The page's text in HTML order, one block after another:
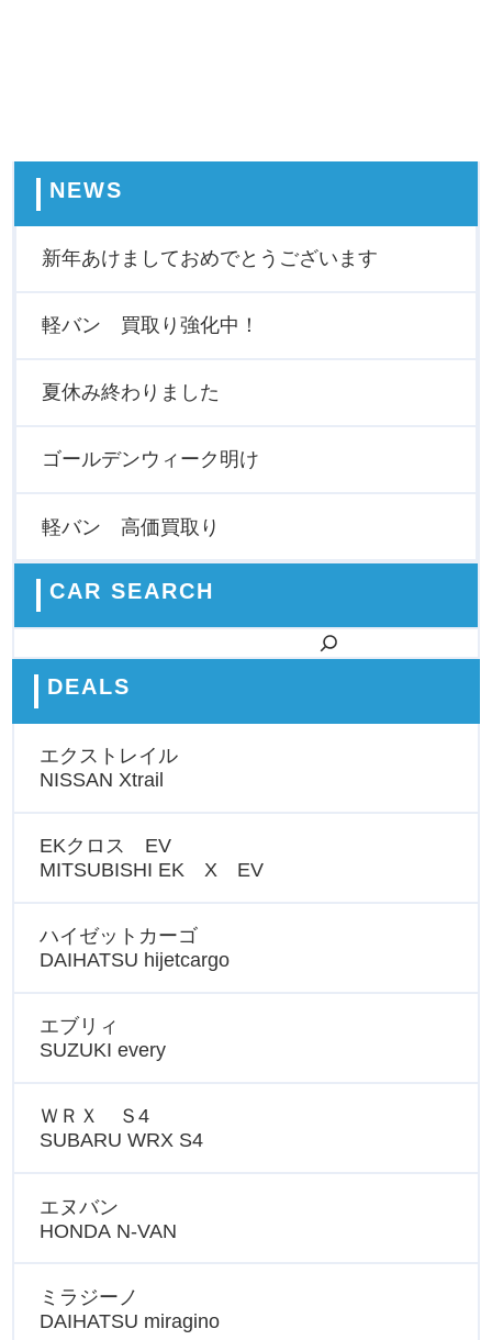
NEWS
新年あけましておめでとうございます
軽バン 買取り強化中！
夏休み終わりました
ゴールデンウィーク明け
軽バン 高価買取り
CAR SEARCH
DEALS
エクストレイル
NISSAN Xtrail
EKクロス EV
MITSUBISHI EK X EV
ハイゼットカーゴ
DAIHATSU hijetcargo
エブリィ
SUZUKI every
ＷＲＸ Ｓ4
SUBARU WRX S4
エヌバン
HONDA N-VAN
ミラジーノ
DAIHATSU miragino